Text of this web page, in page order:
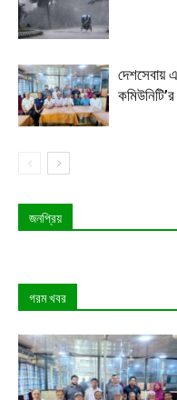
দেশসেবায়
জনপ্রিয়
গরম খবর